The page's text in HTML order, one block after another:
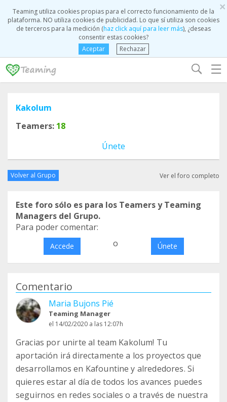
×
Teaming utiliza cookies propias para el correcto funcionamiento de la
plataforma. NO utiliza cookies de publicidad. Lo que sí utiliza son cookies
de terceros para la medición (haz click aquí para leer más), ¿deseas
consentir estas cookies?
Aceptar
Rechazar
☰
Kakolum
Teamers: 18
Únete
Volver al Grupo Ver el foro completo
Este foro sólo es para los Teamers y Teaming
Managers del Grupo.
Para poder comentar:
Accede o Únete
Comentario
Maria Bujons Pié
Teaming Manager
el 14/02/2020 a las 12:07h
Gracias por unirte al team Kakolum! Tu
aportación irá directamente a los proyectos que
desarrollamos en Kafountine y alrededores. Si
quieres estar al día de todos los avances puedes
seguirnos en redes sociales o a través de nuestra